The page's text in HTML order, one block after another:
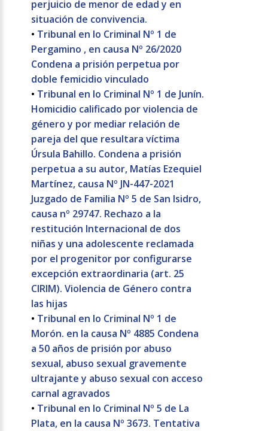
perjuicio de menor de edad y en
situación de convivencia.
• Tribunal en lo Criminal Nº 1 de
Pergamino , en causa Nº 26/2020
Condena a prisión perpetua por
doble femicidio vinculado
• Tribunal en lo Criminal Nº 1 de Junín.
Homicidio calificado por violencia de
género y por mediar relación de
pareja del que resultara víctima
Úrsula Bahillo. Condena a prisión
perpetua a su autor, Matías Ezequiel
Martínez, causa Nº JN-447-2021
Juzgado de Familia Nº 5 de San Isidro,
causa nº 29747. Rechazo a la
restitución Internacional de dos
niñas y una adolescente reclamada
por el progenitor por configurarse
excepción extraordinaria (art. 25
CIRIM). Violencia de Género contra
las hijas
• Tribunal en lo Criminal Nº 1 de
Morón. en la causa Nº 4885 Condena
a 50 años de prisión por abuso
sexual, abuso sexual gravemente
ultrajante y abuso sexual con acceso
carnal agravados
• Tribunal en lo Criminal Nº 5 de La
Plata, en la causa Nº 3673. Tentativa